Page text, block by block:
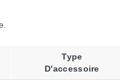
Type
D'accessoire